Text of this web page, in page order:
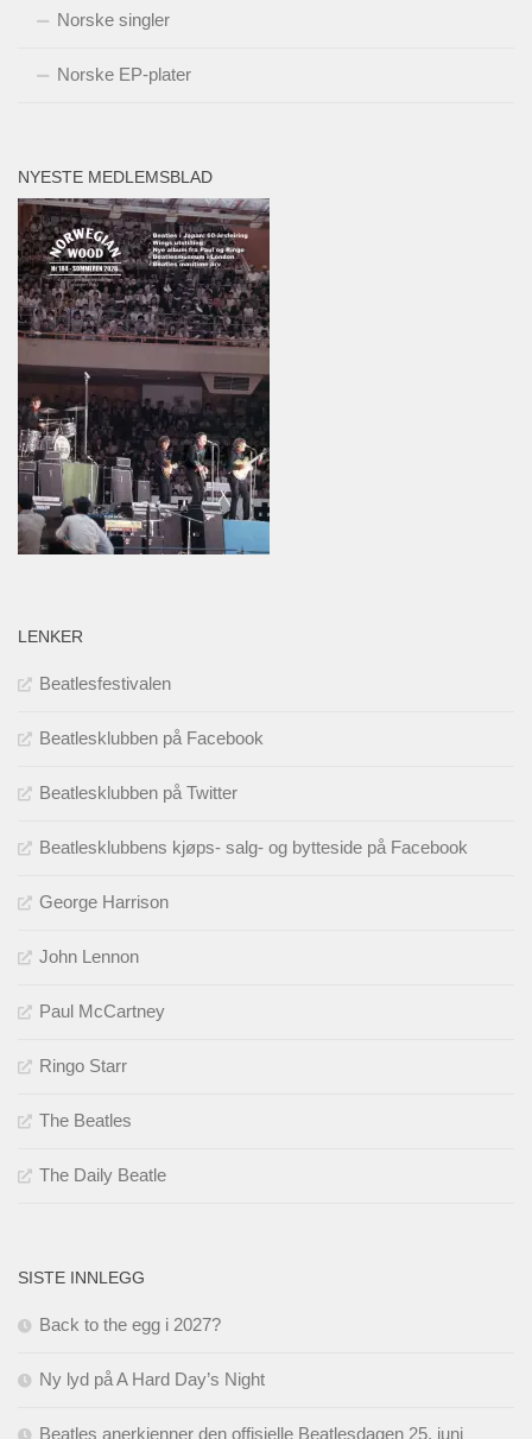
Norske singler
Norske EP-plater
NYESTE MEDLEMSBLAD
LENKER
Beatlesfestivalen
Beatlesklubben på Facebook
Beatlesklubben på Twitter
Beatlesklubbens kjøps- salg- og bytteside på Facebook
George Harrison
John Lennon
Paul McCartney
Ringo Starr
The Beatles
The Daily Beatle
SISTE INNLEGG
Back to the egg i 2027?
Ny lyd på A Hard Day’s Night
Beatles anerkjenner den offisielle Beatlesdagen 25. juni